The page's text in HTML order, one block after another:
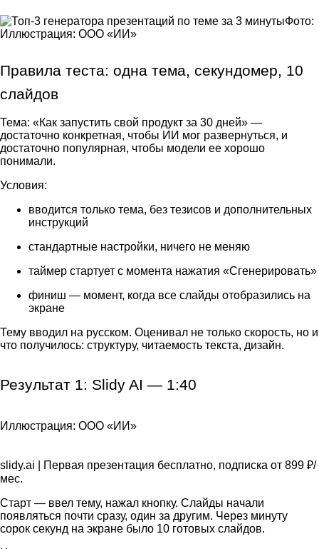
Фото:
Иллюстрация: ООО «ИИ»
Правила теста: одна тема, секундомер, 10
слайдов
Тема: «Как запустить свой продукт за 30 дней» —
достаточно конкретная, чтобы ИИ мог развернуться, и
достаточно популярная, чтобы модели ее хорошо
понимали.
Условия:
вводится только тема, без тезисов и дополнительных
инструкций
стандартные настройки, ничего не меняю
таймер стартует с момента нажатия «Сгенерировать»
финиш — момент, когда все слайды отобразились на
экране
Тему вводил на русском. Оценивал не только скорость, но и
что получилось: структуру, читаемость текста, дизайн.
Результат 1: Slidy AI — 1:40
Иллюстрация: ООО «ИИ»
slidy.ai | Первая презентация бесплатно, подписка от 899 ₽/
мес.
Старт — ввел тему, нажал кнопку. Слайды начали
появляться почти сразу, один за другим. Через минуту
сорок секунд на экране было 10 готовых слайдов.